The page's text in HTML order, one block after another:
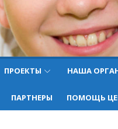
ПРОЕКТЫ НАША
ПАРТНЕРЫ ПОМОЩЬ